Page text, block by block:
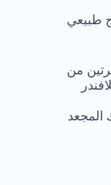
طبيعي
من